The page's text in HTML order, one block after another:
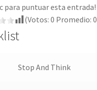
para puntuar esta entrada!
(Votos: 0 Promedio: 0
Stop And Think